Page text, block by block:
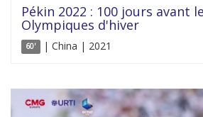
Pékin 2022 : 100 jours avant
Olympiques d'hiver
60' | China | 2021